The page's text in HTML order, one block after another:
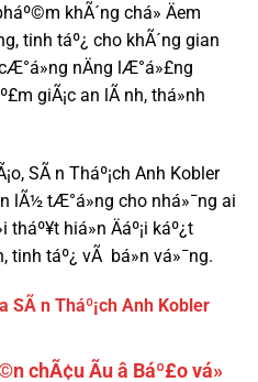
khÃ´ng chá» Äem
tinh táº¿ cho khÃ´ng gian
nÄng lÆ°á»£ng
giÃ¡c an lÃ nh, thá»nh
SÃ n Tháº¡ch Anh Kobler
lÃ½ tÆ°á»ng cho nhá»¯ng ai
hiá»n Äáº¡i káº¿t
tinh táº¿ vÃ bá»n vá»¯ng.
SÃ n Tháº¡ch Anh Kobler
chÃ¢u Ãu â Báº£o vá»